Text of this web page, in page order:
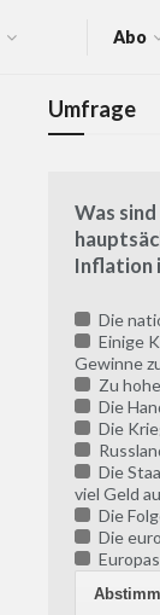
Abo
Umfrage
Was
Inflation
Die
Einige
Gewinne
Zu
Die
Die
Die
viel Geld
Die
Die